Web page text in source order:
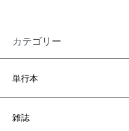
カテゴリー
単行本
雑誌